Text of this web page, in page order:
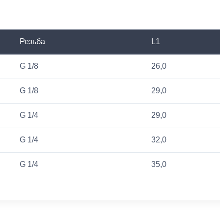
Резьба L1
G 1/8 26,0
G 1/8 29,0
G 1/4 29,0
G 1/4 32,0
G 1/4 35,0